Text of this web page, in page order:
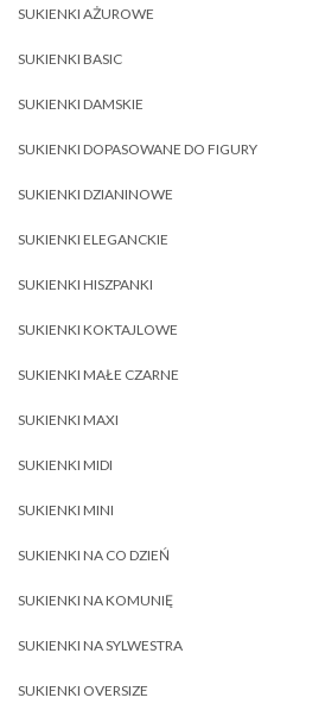
SUKIENKI AŻUROWE
SUKIENKI BASIC
SUKIENKI DAMSKIE
SUKIENKI DOPASOWANE DO FIGURY
SUKIENKI DZIANINOWE
SUKIENKI ELEGANCKIE
SUKIENKI HISZPANKI
SUKIENKI KOKTAJLOWE
SUKIENKI MAŁE CZARNE
SUKIENKI MAXI
SUKIENKI MIDI
SUKIENKI MINI
SUKIENKI NA CO DZIEŃ
SUKIENKI NA KOMUNIĘ
SUKIENKI NA SYLWESTRA
SUKIENKI OVERSIZE